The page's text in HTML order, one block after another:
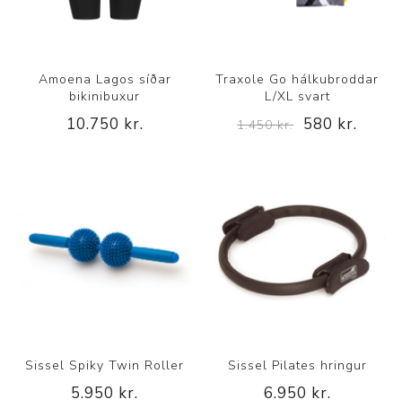
Amoena Lagos síðar
bikinibuxur
10.750 kr.
Traxole Go hálkubroddar
L/XL svart
1.450 kr.
580 kr.
Sissel Spiky Twin Roller
5.950 kr.
Sissel Pilates hringur
6.950 kr.